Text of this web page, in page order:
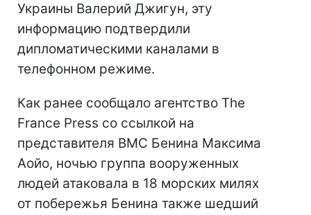
Украины Валерий Джигун, эту
информацию подтвердили
дипломатическими каналами в
телефонном режиме.
Как ранее сообщало агентство The
France Press со ссылкой на
представителя ВМС Бенина Максима
Аойо, ночью группа вооруженных
людей атаковала в 18 морских милях
от побережья Бенина также шедший